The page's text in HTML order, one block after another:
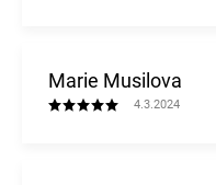
Marie Musilova
4.3.2024